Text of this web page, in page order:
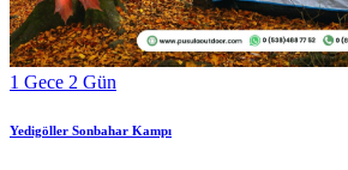
1 Gece 2 Gün
Yedigöller Sonbahar Kampı